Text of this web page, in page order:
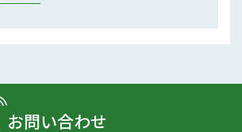
お問い合わせ